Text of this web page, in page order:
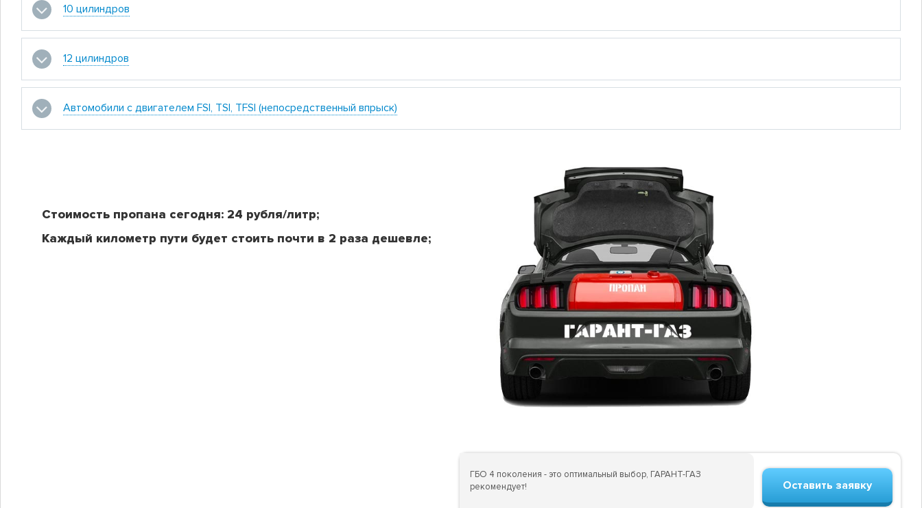
10 цилиндров
12 цилиндров
Автомобили с двигателем FSI, TSI, TFSI (непосредственный впрыск)
Стоимость пропана сегодня: 24 рубля/литр;
Каждый километр пути будет стоить почти в 2 раза дешевле;
ГБО 4 поколения - это оптимальный выбор, ГАРАНТ-ГАЗ
рекомендует!
Оставить заявку